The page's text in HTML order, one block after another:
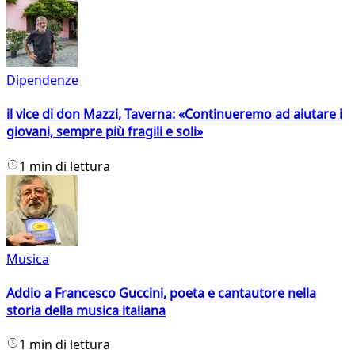
Dipendenze
il vice di don Mazzi, Taverna: «Continueremo ad aiutare i
giovani, sempre più fragili e soli»
1 min di lettura
Musica
Addio a Francesco Guccini, poeta e cantautore nella
storia della musica italiana
1 min di lettura